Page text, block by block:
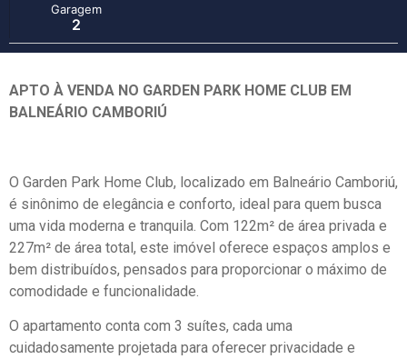
Garagem
2
APTO À VENDA NO GARDEN PARK HOME CLUB EM
BALNEÁRIO CAMBORIÚ
O Garden Park Home Club, localizado em Balneário Camboriú,
é sinônimo de elegância e conforto, ideal para quem busca
uma vida moderna e tranquila. Com 122m² de área privada e
227m² de área total, este imóvel oferece espaços amplos e
bem distribuídos, pensados para proporcionar o máximo de
comodidade e funcionalidade.
O apartamento conta com 3 suítes, cada uma
cuidadosamente projetada para oferecer privacidade e